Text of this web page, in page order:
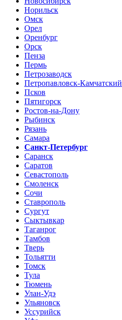
Норильск
Омск
Орел
Оренбург
Орск
Пенза
Пермь
Петрозаводск
Петропавловск-Камчатский
Псков
Пятигорск
Ростов-на-Дону
Рыбинск
Рязань
Самара
Санкт-Петербург
Саранск
Саратов
Севастополь
Смоленск
Сочи
Ставрополь
Сургут
Сыктывкар
Таганрог
Тамбов
Тверь
Тольятти
Томск
Тула
Тюмень
Улан-Удэ
Ульяновск
Уссурийск